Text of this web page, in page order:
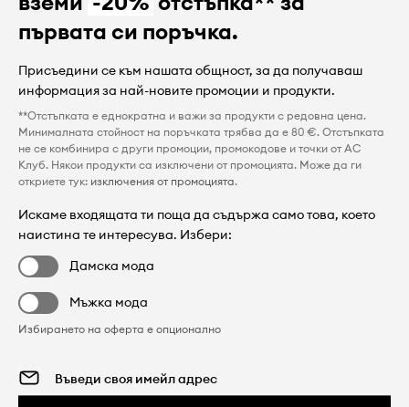
първата си поръчка.
Присъедини се към нашата общност, за да получаваш
информация за най-новите промоции и продукти.
**Отстъпката е еднократна и важи за продукти с редовна цена.
Минималната стойност на поръчката трябва да е 80 €. Отстъпката
не се комбинира с други промоции, промокодове и точки от AC
Клуб. Някои продукти са изключени от промоцията. Може да ги
откриете тук: изключения от промоцията.
Искаме входящата ти поща да съдържа само това, което
наистина те интересува. Избери:
Дамска мода
Мъжка мода
Избирането на оферта е опционално